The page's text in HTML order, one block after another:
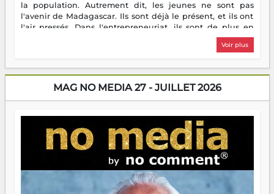
la population. Autrement dit, les jeunes ne sont pas
l'avenir de Madagascar. Ils sont déjà le présent, et ils ont
l'air pressés. Dans l'entrepreneuriat, ils sont de plus en
plus nombreux à se lancer, à créer, à risquer — souvent
sans filet, souvent sans aide, mais toujours avec cette
dorment vraiment la nuit. En culture, les nouvelles sont
encore meilleures. Aina Rasamoelina vient de décrocher le
Prix RFI Instrumental Afrique. Miangaly Elia rafle le Prix
jeunes qui tiennent la torche. Alors oui, on pourrait
s'arrêter là, applaudir et rentrer chez soi satisfait. Mais ce
serait passer à côté d'une chose essentielle. La fougue, ça
brûle fort — et parfois, ça brûle vite. Une flamme sans
direction peut éclairer autant qu'elle peut consumer. C'est
là que les aînés entrent en scène — pas pour reprendre le
gouvernail, mais pour montrer où sont les récifs. Les jeunes
ont la force, les vieux ont l'expérience, comme on dit. Ce
Voir plus
MAG NO MEDIA 27 - JUILLET 2026